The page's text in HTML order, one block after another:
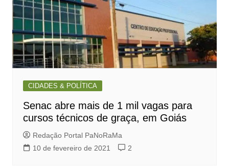
CIDADES & POLÍTICA
Senac abre mais de 1 mil vagas para
cursos técnicos de graça, em Goiás
Redação Portal PaNoRaMa
10 de fevereiro de 2021
2